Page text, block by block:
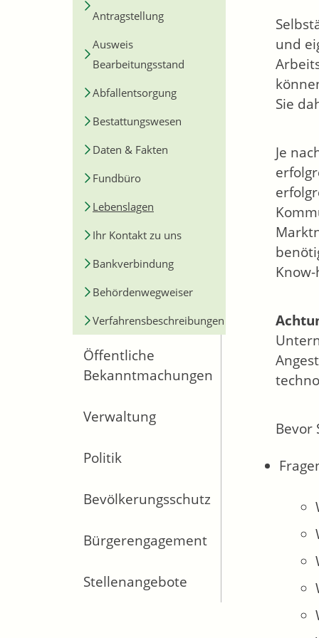
Antragstellung
Ausweis
Bearbeitungsstand
Abfallentsorgung
Bestattungswesen
Daten & Fakten
Fundbüro
Lebenslagen
Ihr Kontakt zu uns
Bankverbindung
Behördenwegweiser
Verfahrensbeschreibungen
Öffentliche
Bekanntmachungen
Verwaltung
Politik
Bevölkerungsschutz
Bürgerengagement
Stellenangebote
und
Sie
Je
Bevor